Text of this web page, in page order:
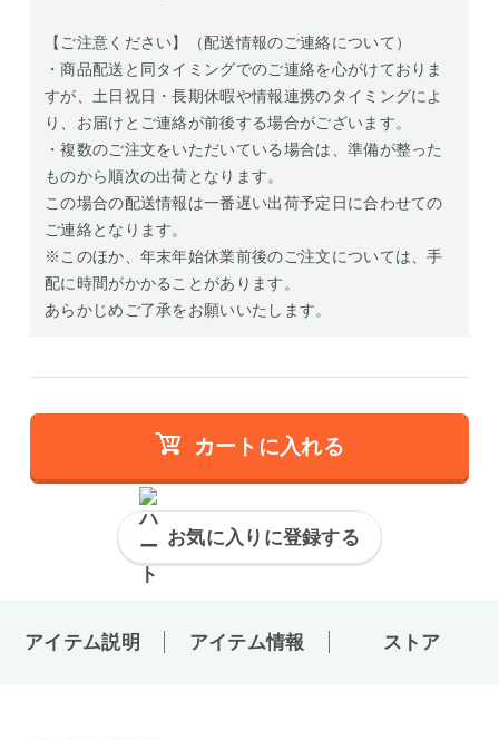
【ご注意ください】（配送情報のご連絡について）
・商品配送と同タイミングでのご連絡を心がけておりま
すが、土日祝日・長期休暇や情報連携のタイミングによ
り、お届けとご連絡が前後する場合がございます。
・複数のご注文をいただいている場合は、準備が整った
ものから順次の出荷となります。
この場合の配送情報は一番遅い出荷予定日に合わせての
ご連絡となります。
※このほか、年末年始休業前後のご注文については、手
配に時間がかかることがあります。
あらかじめご了承をお願いいたします。
カートに入れる
お気に入りに登録する
アイテム説明 アイテム情報 ストア